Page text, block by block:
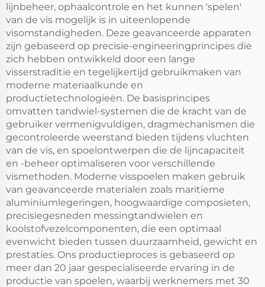
lijnbeheer, ophaalcontrole en het kunnen 'spelen'
van de vis mogelijk is in uiteenlopende
visomstandigheden. Deze geavanceerde apparaten
zijn gebaseerd op precisie-engineeringprincipes die
zich hebben ontwikkeld door een lange
visserstraditie en tegelijkertijd gebruikmaken van
moderne materiaalkunde en
productietechnologieën. De basisprincipes
omvatten tandwiel-systemen die de kracht van de
gebruiker vermenigvuldigen, dragmechanismen die
gecontroleerde weerstand bieden tijdens vluchten
van de vis, en spoelontwerpen die de lijncapaciteit
en -beheer optimaliseren voor verschillende
vismethoden. Moderne visspoelen maken gebruik
van geavanceerde materialen zoals maritieme
aluminiumlegeringen, hoogwaardige composieten,
precisiegesneden messingtandwielen en
koolstofvezelcomponenten, die een optimaal
evenwicht bieden tussen duurzaamheid, gewicht en
prestaties. Ons productieproces is gebaseerd op
meer dan 20 jaar gespecialiseerde ervaring in de
productie van spoelen, waarbij werknemers met 30